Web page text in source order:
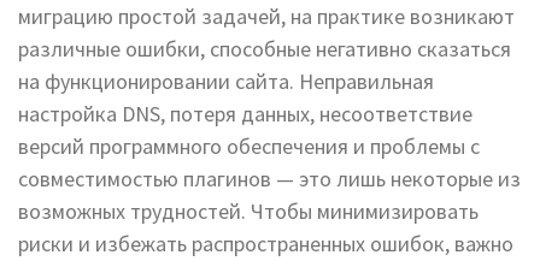
миграцию простой задачей, на практике возникают
различные ошибки, способные негативно сказаться
на функционировании сайта. Неправильная
настройка DNS, потеря данных, несоответствие
версий программного обеспечения и проблемы с
совместимостью плагинов — это лишь некоторые из
возможных трудностей. Чтобы минимизировать
риски и избежать распространенных ошибок, важно